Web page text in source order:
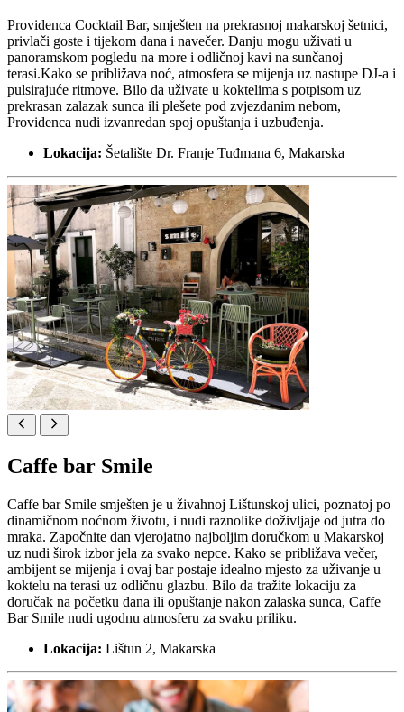
Providenca Cocktail Bar, smješten na prekrasnoj makarskoj šetnici,
privlači goste i tijekom dana i navečer. Danju mogu uživati u
panoramskom pogledu na more i odličnoj kavi na sunčanoj
terasi.Kako se približava noć, atmosfera se mijenja uz nastupe DJ-a i
pulsirajuće ritmove. Bilo da uživate u koktelima s potpisom uz
prekrasan zalazak sunca ili plešete pod zvjezdanim nebom,
Providenca nudi izvanredan spoj opuštanja i uzbuđenja.
Lokacija: Šetalište Dr. Franje Tuđmana 6, Makarska
Caffe bar Smile
Caffe bar Smile smješten je u živahnoj Lištunskoj ulici, poznatoj po
dinamičnom noćnom životu, i nudi raznolike doživljaje od jutra do
mraka. Započnite dan vjerojatno najboljim doručkom u Makarskoj
uz nudi širok izbor jela za svako nepce. Kako se približava večer,
ambijent se mijenja i ovaj bar postaje idealno mjesto za uživanje u
koktelu na terasi uz odličnu glazbu. Bilo da tražite lokaciju za
doručak na početku dana ili opuštanje nakon zalaska sunca, Caffe
Bar Smile nudi ugodnu atmosferu za svaku priliku.
Lokacija: Lištun 2, Makarska